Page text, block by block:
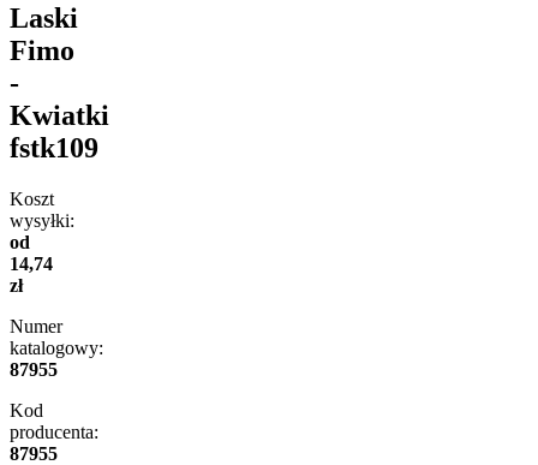
Laski
Fimo
-
Kwiatki
fstk109
Koszt
wysyłki:
od
14,74
zł
Numer
katalogowy:
87955
Kod
producenta:
87955